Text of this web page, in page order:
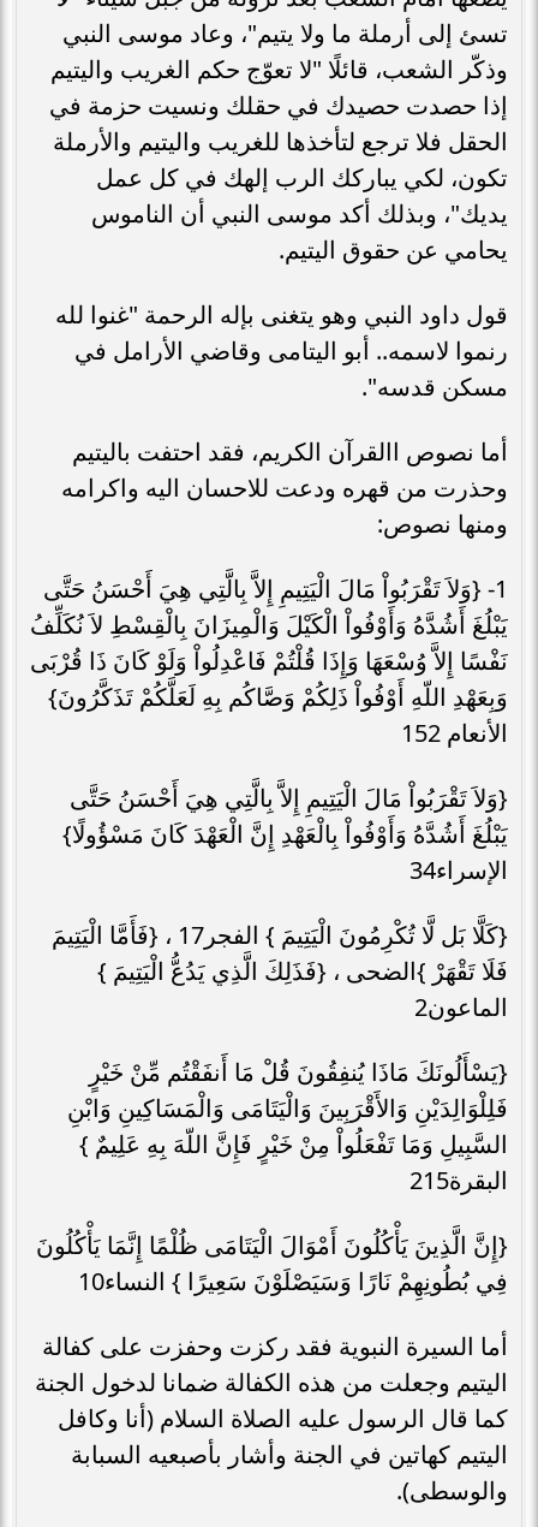
تسئ إلى أرملة ما ولا يتيم"، وعاد موسى النبي
وذكّر الشعب، قائلًا "لا تعوّج حكم الغريب واليتيم
إذا حصدت حصيدك في حقلك ونسيت حزمة في
الحقل فلا ترجع لتأخذها للغريب واليتيم والأرملة
تكون، لكي يباركك الرب إلهك في كل عمل
يديك"، وبذلك أكد موسى النبي أن الناموس
يحامي عن حقوق اليتيم.
قول داود النبي وهو يتغنى بإله الرحمة "غنوا لله
رنموا لاسمه.. أبو اليتامى وقاضي الأرامل في
مسكن قدسه".
أما نصوص االقرآن الكريم، فقد احتفت باليتيم
وحذرت من قهره ودعت للاحسان اليه واكرامه
ومنها نصوص:
1- {وَلاَ تَقْرَبُواْ مَالَ الْيَتِيمِ إِلاَّ بِالَّتِي هِيَ أَحْسَنُ حَتَّى
يَبْلُغَ أَشُدَّهُ وَأَوْفُواْ الْكَيْلَ وَالْمِيزَانَ بِالْقِسْطِ لاَ نُكَلِّفُ
نَفْسًا إِلاَّ وُسْعَهَا وَإِذَا قُلْتُمْ فَاعْدِلُواْ وَلَوْ كَانَ ذَا قُرْبَى
وَبِعَهْدِ اللّهِ أَوْفُواْ ذَلِكُمْ وَصَّاكُم بِهِ لَعَلَّكُمْ تَذَكَّرُونَ}
الأنعام 152
{وَلاَ تَقْرَبُواْ مَالَ الْيَتِيمِ إِلاَّ بِالَّتِي هِيَ أَحْسَنُ حَتَّى
يَبْلُغَ أَشُدَّهُ وَأَوْفُواْ بِالْعَهْدِ إِنَّ الْعَهْدَ كَانَ مَسْؤُولًا}
الإسراء34
{كَلَّا بَل لَّا تُكْرِمُونَ الْيَتِيمَ } الفجر17 ، {فَأَمَّا الْيَتِيمَ
فَلَا تَقْهَرْ }الضحى ، {فَذَلِكَ الَّذِي يَدُعُّ الْيَتِيمَ }
الماعون2
{يَسْأَلُونَكَ مَاذَا يُنفِقُونَ قُلْ مَا أَنفَقْتُم مِّنْ خَيْرٍ
فَلِلْوَالِدَيْنِ وَالأَقْرَبِينَ وَالْيَتَامَى وَالْمَسَاكِينِ وَابْنِ
السَّبِيلِ وَمَا تَفْعَلُواْ مِنْ خَيْرٍ فَإِنَّ اللّهَ بِهِ عَلِيمٌ }
البقرة215
{إِنَّ الَّذِينَ يَأْكُلُونَ أَمْوَالَ الْيَتَامَى ظُلْمًا إِنَّمَا يَأْكُلُونَ
فِي بُطُونِهِمْ نَارًا وَسَيَصْلَوْنَ سَعِيرًا } النساء10
أما السيرة النبوية فقد ركزت وحفزت على كفالة
اليتيم وجعلت من هذه الكفالة ضمانا لدخول الجنة
كما قال الرسول عليه الصلاة السلام (أنا وكافل
اليتيم كهاتين في الجنة وأشار بأصبعيه السبابة
والوسطى).